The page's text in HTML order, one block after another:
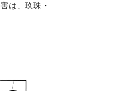
は、玖珠・